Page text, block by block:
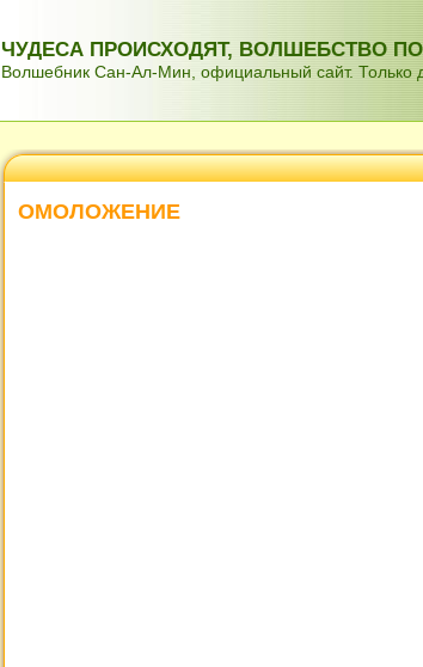
ЧУДЕСА ПРОИСХОДЯТ, ВОЛШЕБСТВО
Волшебник Сан-Ал-Мин, официальный сайт. Только
ОМОЛОЖЕНИЕ